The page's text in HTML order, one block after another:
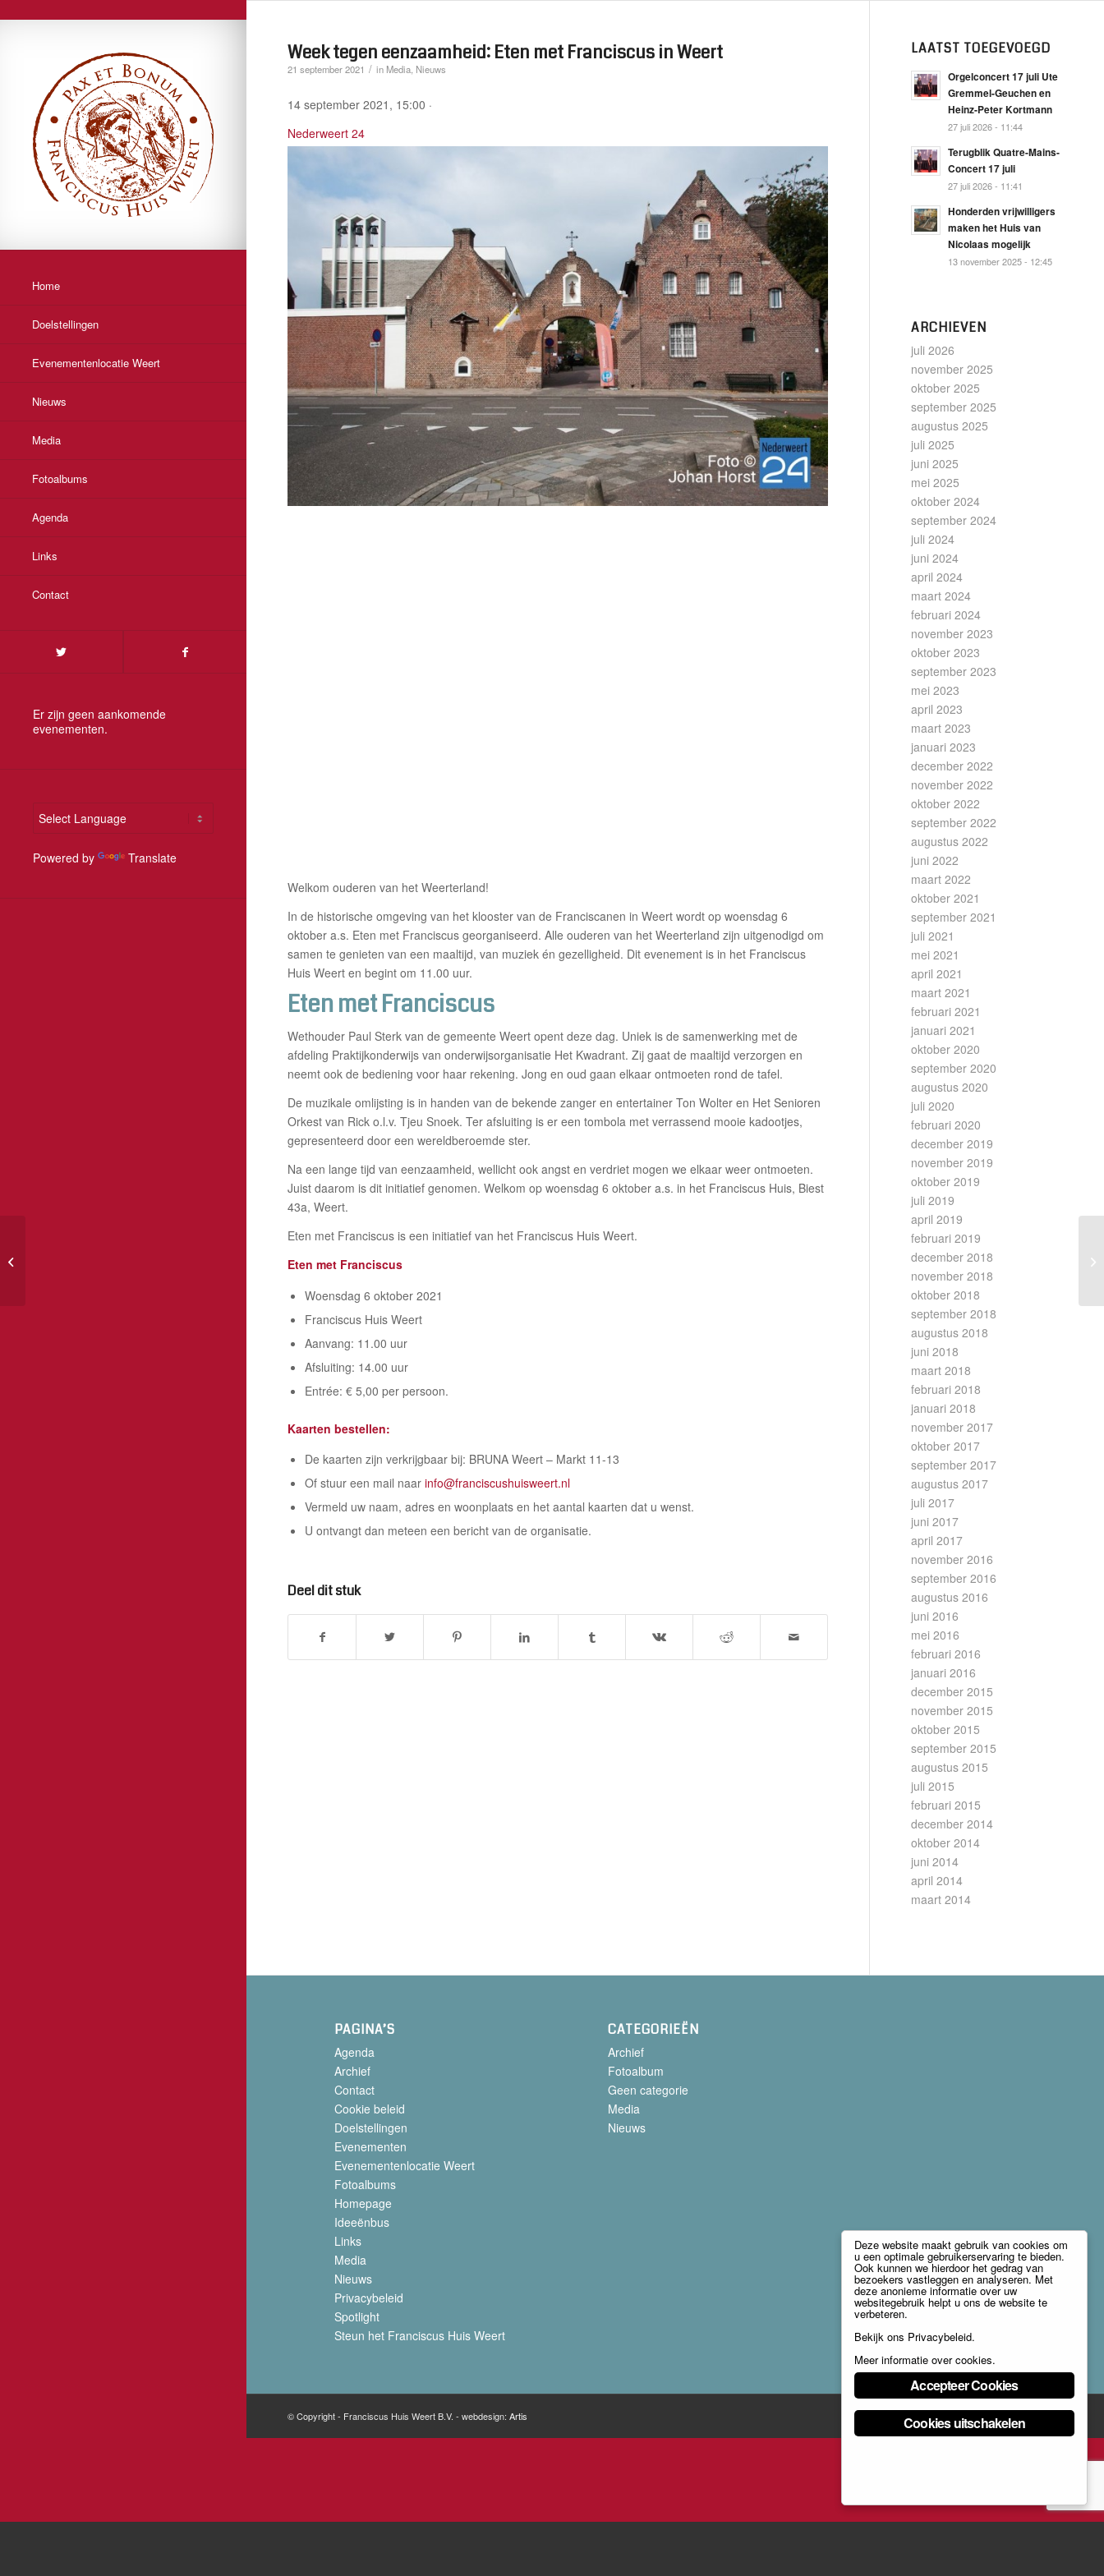
Home
Doelstellingen
Evenementenlocatie Weert
Nieuws
Media
Fotoalbums
Agenda
Links
Contact
Er zijn geen aankomende
evenementen.
Powered by Translate
Week tegen eenzaamheid: Eten met Franciscus in Weert
21 september 2021 / in Media Nieuws
14 september 2021, 15:00 ·
Nederweert 24
Welkom ouderen van het Weerterland!
In de historische omgeving van het klooster van de Franciscanen in Weert wordt op woensdag 6
oktober a.s. Eten met Franciscus georganiseerd. Alle ouderen van het Weerterland zijn uitgenodigd om
samen te genieten van een maaltijd, van muziek én gezelligheid. Dit evenement is in het Franciscus
Huis Weert en begint om 11.00 uur.
Eten met Franciscus
Wethouder Paul Sterk van de gemeente Weert opent deze dag. Uniek is de samenwerking met de
afdeling Praktijkonderwijs van onderwijsorganisatie Het Kwadrant. Zij gaat de maaltijd verzorgen en
neemt ook de bediening voor haar rekening. Jong en oud gaan elkaar ontmoeten rond de tafel.
De muzikale omlijsting is in handen van de bekende zanger en entertainer Ton Wolter en Het Senioren
Orkest van Rick o.l.v. Tjeu Snoek. Ter afsluiting is er een tombola met verrassend mooie kadootjes,
gepresenteerd door een wereldberoemde ster.
Na een lange tijd van eenzaamheid, wellicht ook angst en verdriet mogen we elkaar weer ontmoeten.
Juist daarom is dit initiatief genomen. Welkom op woensdag 6 oktober a.s. in het Franciscus Huis, Biest
43a, Weert.
Eten met Franciscus is een initiatief van het Franciscus Huis Weert.
Eten met Franciscus
Woensdag 6 oktober 2021
Franciscus Huis Weert
Aanvang: 11.00 uur
Afsluiting: 14.00 uur
Entrée: € 5,00 per persoon.
Kaarten bestellen:
De kaarten zijn verkrijgbaar bij: BRUNA Weert – Markt 11-13
Of stuur een mail naar info@franciscushuisweert.nl
Vermeld uw naam, adres en woonplaats en het aantal kaarten dat u wenst.
U ontvangt dan meteen een bericht van de organisatie.
Deel dit stuk
LAATST TOEGEVOEGD
Orgelconcert 17 juli Ute
Gremmel-Geuchen en
Heinz-Peter Kortmann
27 juli 2026 - 11:44
Terugblik Quatre-Mains-
Concert 17 juli
27 juli 2026 - 11:41
Honderden vrijwilligers
maken het Huis van
Nicolaas mogelijk
13 november 2025 - 12:45
ARCHIEVEN
juli 2026
november 2025
oktober 2025
september 2025
augustus 2025
juli 2025
juni 2025
mei 2025
oktober 2024
september 2024
juli 2024
juni 2024
april 2024
maart 2024
februari 2024
november 2023
oktober 2023
september 2023
mei 2023
april 2023
maart 2023
januari 2023
december 2022
november 2022
oktober 2022
september 2022
augustus 2022
juni 2022
maart 2022
oktober 2021
september 2021
juli 2021
mei 2021
april 2021
maart 2021
februari 2021
januari 2021
oktober 2020
september 2020
augustus 2020
juli 2020
februari 2020
december 2019
november 2019
oktober 2019
juli 2019
april 2019
februari 2019
december 2018
november 2018
oktober 2018
september 2018
augustus 2018
juni 2018
maart 2018
februari 2018
januari 2018
november 2017
oktober 2017
september 2017
augustus 2017
juli 2017
juni 2017
april 2017
november 2016
september 2016
augustus 2016
juni 2016
mei 2016
februari 2016
januari 2016
december 2015
november 2015
oktober 2015
september 2015
augustus 2015
juli 2015
februari 2015
december 2014
oktober 2014
juni 2014
april 2014
maart 2014
PAGINA’S
Agenda
Archief
Contact
Cookie beleid
Doelstellingen
Evenementen
Evenementenlocatie Weert
Fotoalbums
Homepage
Ideeënbus
Links
Media
Nieuws
Privacybeleid
Spotlight
Steun het Franciscus Huis Weert
CATEGORIEËN
Archief
Fotoalbum
Geen categorie
Media
Nieuws
© Copyright - Franciscus Huis Weert B.V. - webdesign: Artis
Deze website maakt gebruik van cookies om
u een optimale gebruikerservaring te bieden.
Ook kunnen we hierdoor het gedrag van
bezoekers vastleggen en analyseren. Met
deze anonieme informatie over uw
websitegebruik helpt u ons de website te
verbeteren.
Bekijk ons Privacybeleid.
Meer informatie over cookies.
Accepteer Cookies
Cookies uitschakelen